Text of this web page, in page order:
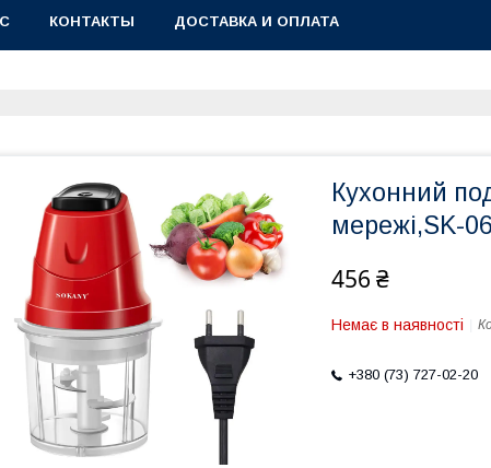
КОНТАКТЫ ДОСТАВКА И ОПЛАТА
Кухонний
мережі,SK-
456 ₴
Немає в наявності
+380 (73) 727-02-20